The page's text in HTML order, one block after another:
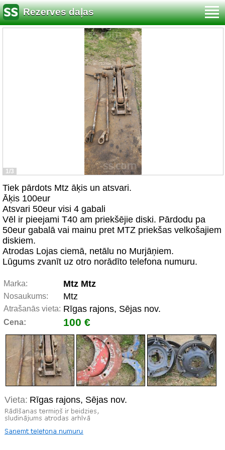
Rezerves daļas
1/3
Tiek pārdots Mtz āķis un atsvari.
Āķis 100eur
Atsvari 50eur visi 4 gabali
Vēl ir pieejami T40 am priekšējie diski. Pārdodu pa
50eur gabalā vai mainu pret MTZ priekšas velkošajiem
diskiem.
Atrodas Lojas ciemā, netālu no Murjāņiem.
Lūgums zvanīt uz otro norādīto telefona numuru.
Marka: Mtz Mtz
Nosaukums: Mtz
Atrašanās vieta: Rīgas rajons, Sējas nov.
Cena: 100 €
Vieta: Rīgas rajons, Sējas nov.